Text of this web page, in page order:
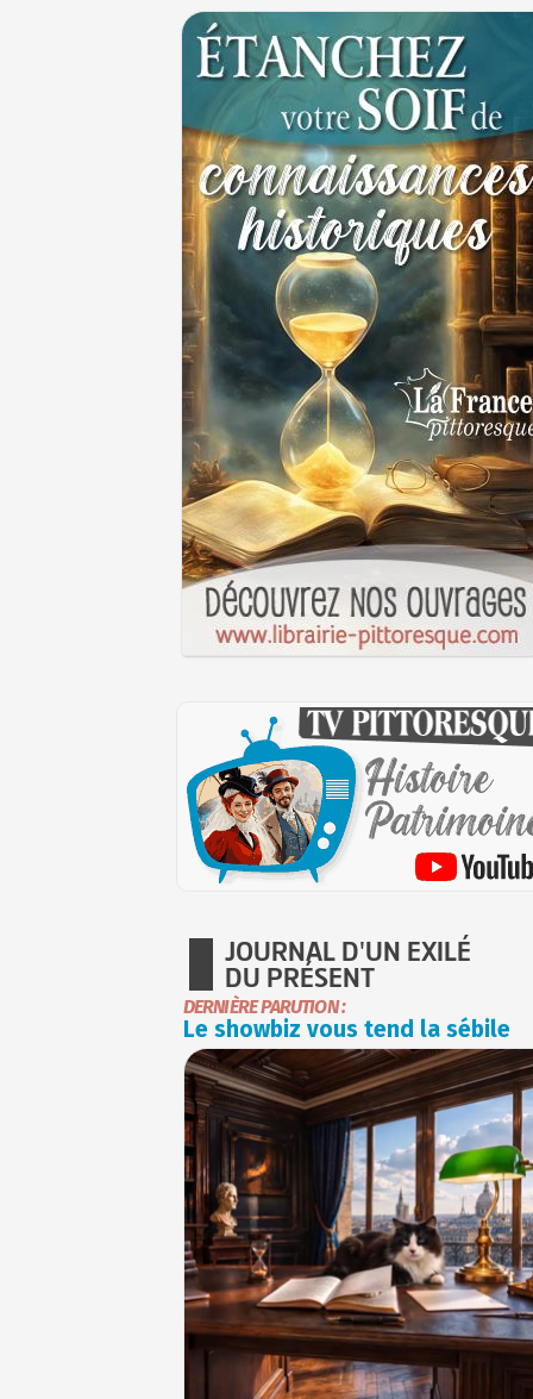
JOURNAL D'UN EXILÉ
DU PRÉSENT
DERNIÈRE PARUTION :
Le showbiz vous tend la sébile